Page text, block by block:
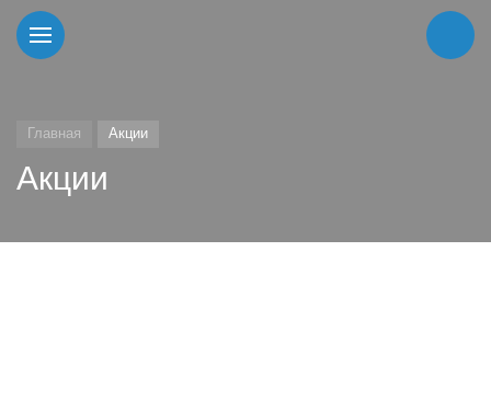
Главная Акции
Акции